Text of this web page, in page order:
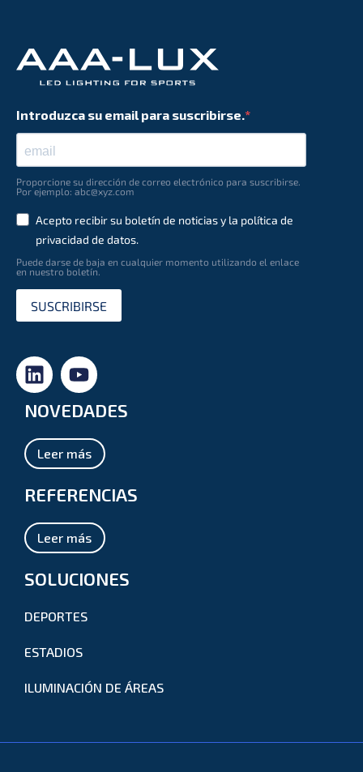
Introduzca su email para suscribirse.
Proporcione su dirección de correo electrónico para suscribirse.
Por ejemplo: abc@xyz.com
Acepto recibir su boletín de noticias y la política de
privacidad de datos.
Puede darse de baja en cualquier momento utilizando el enlace
en nuestro boletín.
SUSCRIBIRSE
NOVEDADES
Leer más
REFERENCIAS
Leer más
SOLUCIONES
DEPORTES
ESTADIOS
ILUMINACIÓN DE ÁREAS